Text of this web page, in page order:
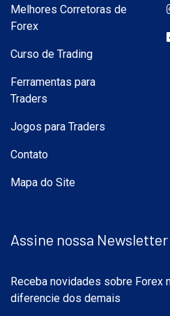
Melhores Corretoras de
Forex
Curso de Trading
Ferramentas para
Traders
Jogos para Traders
Contato
Mapa do Site
Assine nossa Newsletter
Receba novidades sobre Forex
diferencie dos demais